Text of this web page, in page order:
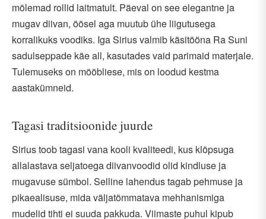
mõlemad rollid laitmatult. Päeval on see elegantne ja
mugav diivan, öösel aga muutub ühe liigutusega
korralikuks voodiks. Iga Sirius valmib käsitööna Ra Suni
sadulseppade käe all, kasutades vaid parimaid materjale.
Tulemuseks on mööbliese, mis on loodud kestma
aastakümneid.
Tagasi traditsioonide juurde
Sirius toob tagasi vana kooli kvaliteedi, kus klõpsuga
allalastava seljatoega diivanvoodid olid kindluse ja
mugavuse sümbol. Selline lahendus tagab pehmuse ja
pikaealisuse, mida väljatõmmatava mehhanismiga
mudelid tihti ei suuda pakkuda. Viimaste puhul kipub